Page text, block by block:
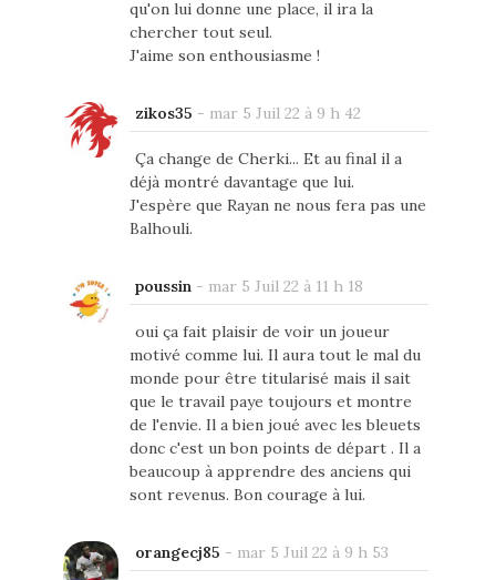
qu'on lui donne une place, il ira la
chercher tout seul.
J'aime son enthousiasme !
zikos35 - mar 5 Juil 22 à 9 h 42
Ça change de Cherki... Et au final il a
déjà montré davantage que lui.
J'espère que Rayan ne nous fera pas une
Balhouli.
poussin - mar 5 Juil 22 à 11 h 18
oui ça fait plaisir de voir un joueur
motivé comme lui. Il aura tout le mal du
monde pour être titularisé mais il sait
que le travail paye toujours et montre
de l'envie. Il a bien joué avec les bleuets
donc c'est un bon points de départ . Il a
beaucoup à apprendre des anciens qui
sont revenus. Bon courage à lui.
orangecj85 - mar 5 Juil 22 à 9 h 53